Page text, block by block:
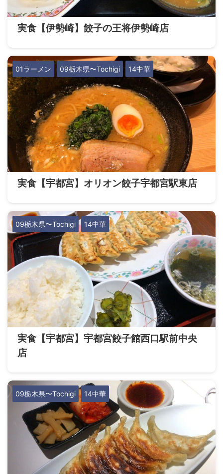
実食【伊勢崎】餃子の王将伊勢崎店
01ラーメン 09栃木県〜Tochigi 14中華
実食【宇都宮】オリオン餃子宇都宮駅東店
09栃木県〜Tochigi 14中華
実食【宇都宮】宇都宮餃子館西口駅前中央
店
09栃木県〜Tochigi 14中華